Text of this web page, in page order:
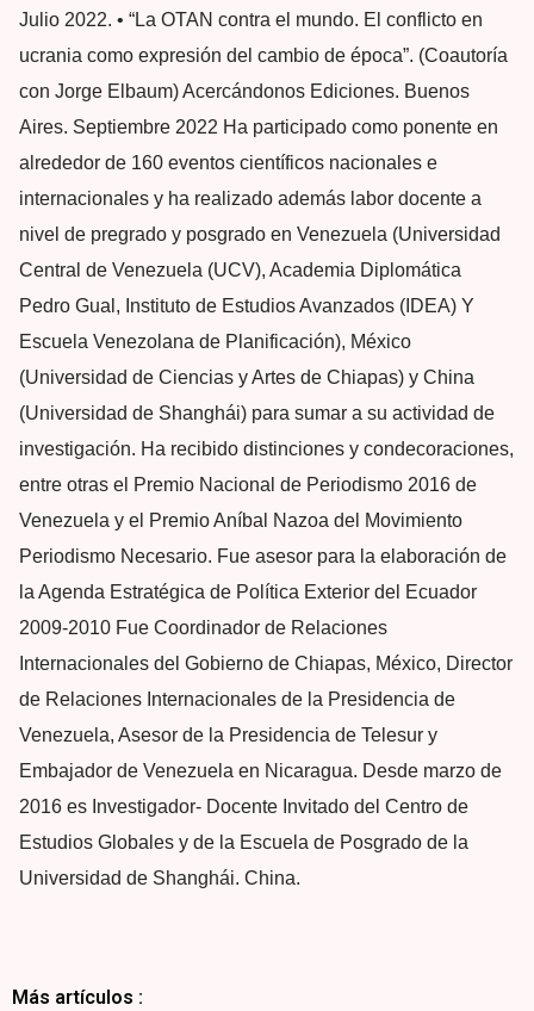
Julio 2022. • “La OTAN contra el mundo. El conflicto en
ucrania como expresión del cambio de época”. (Coautoría
con Jorge Elbaum) Acercándonos Ediciones. Buenos
Aires. Septiembre 2022 Ha participado como ponente en
alrededor de 160 eventos científicos nacionales e
internacionales y ha realizado además labor docente a
nivel de pregrado y posgrado en Venezuela (Universidad
Central de Venezuela (UCV), Academia Diplomática
Pedro Gual, Instituto de Estudios Avanzados (IDEA) Y
Escuela Venezolana de Planificación), México
(Universidad de Ciencias y Artes de Chiapas) y China
(Universidad de Shanghái) para sumar a su actividad de
investigación. Ha recibido distinciones y condecoraciones,
entre otras el Premio Nacional de Periodismo 2016 de
Venezuela y el Premio Aníbal Nazoa del Movimiento
Periodismo Necesario. Fue asesor para la elaboración de
la Agenda Estratégica de Política Exterior del Ecuador
2009-2010 Fue Coordinador de Relaciones
Internacionales del Gobierno de Chiapas, México, Director
de Relaciones Internacionales de la Presidencia de
Venezuela, Asesor de la Presidencia de Telesur y
Embajador de Venezuela en Nicaragua. Desde marzo de
2016 es Investigador- Docente Invitado del Centro de
Estudios Globales y de la Escuela de Posgrado de la
Universidad de Shanghái. China.
Más artículos :